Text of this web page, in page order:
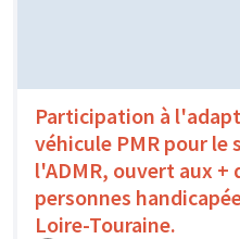
Participation à
véhicule PMR pour le
l'ADMR, ouvert aux +
personnes
Loire-Touraine.